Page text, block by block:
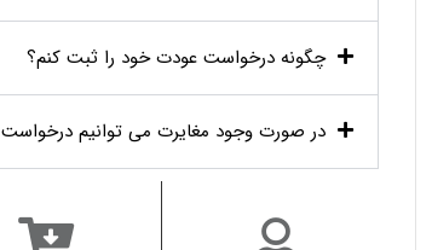
چگونه درخواست عودت خود را ثبت کنم؟
در صورت وجود مغایرت می توانیم